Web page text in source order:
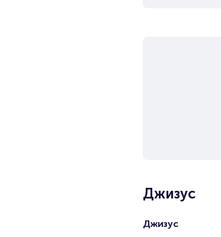
Джизус
Джизус